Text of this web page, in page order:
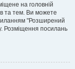
на головній
та тем. Ви можете
"Розширений
Розміщення посилань